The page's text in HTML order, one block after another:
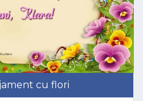
cu flori